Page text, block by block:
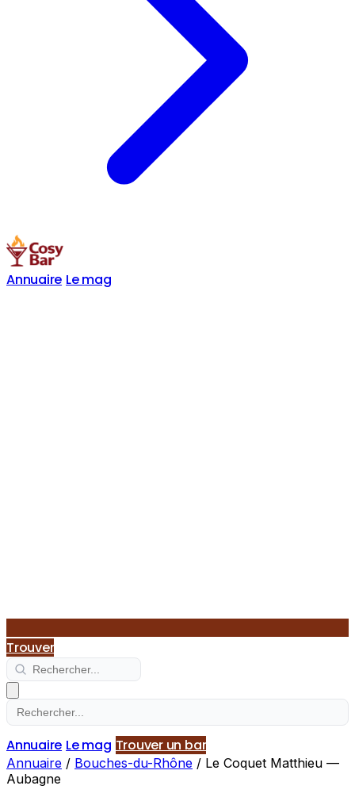
Annuaire Le mag
Trouver
Annuaire Le mag Trouver un bar
Annuaire / Bouches-du-Rhône / Le Coquet Matthieu —
Aubagne